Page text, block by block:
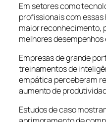
Em setores como
profissionais com
maior reconhecimento,
melhores desempenhos
Empresas de grande
treinamentos de
empática perceberam
aumento de
Estudos de caso